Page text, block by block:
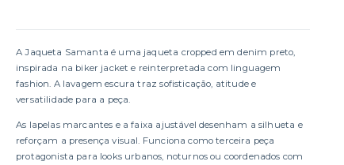
A Jaqueta Samanta é uma jaqueta cropped em denim preto,
inspirada na biker jacket e reinterpretada com linguagem
fashion. A lavagem escura traz sofisticação, atitude e
versatilidade para a peça.
As lapelas marcantes e a faixa ajustável desenham a silhueta e
reforçam a presença visual. Funciona como terceira peça
protagonista para looks urbanos, noturnos ou coordenados com